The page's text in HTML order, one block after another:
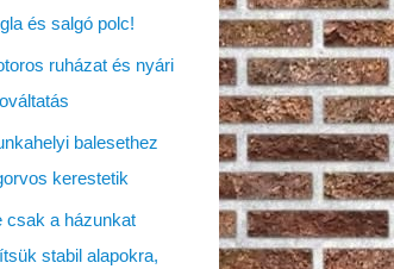
és salgó polc!
ruházat és nyári
balesethez
kerestetik
csak a házunkat
stabil alapokra,